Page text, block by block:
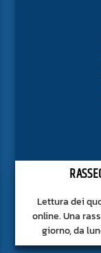
Lettura dei
online. Una
giorno, da
approfondito